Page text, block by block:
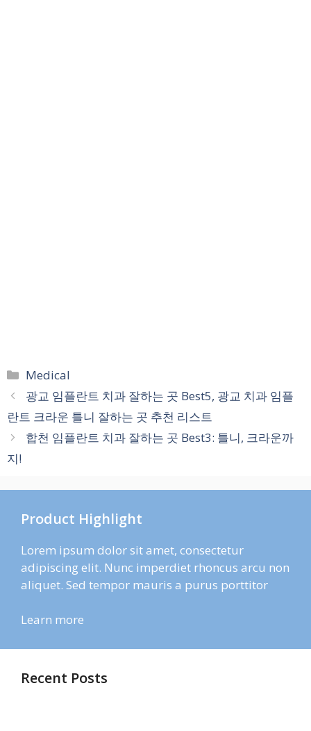
카
테
고
리
Medical
광교 임플란트 치과 잘하는 곳 Best5, 광교 치과 임플
란트 크라운 틀니 잘하는 곳 추천 리스트
합천 임플란트 치과 잘하는 곳 Best3: 틀니, 크라운까
지!
Product Highlight
Lorem ipsum dolor sit amet, consectetur
adipiscing elit. Nunc imperdiet rhoncus arcu non
aliquet. Sed tempor mauris a purus porttitor
Learn more
Recent Posts